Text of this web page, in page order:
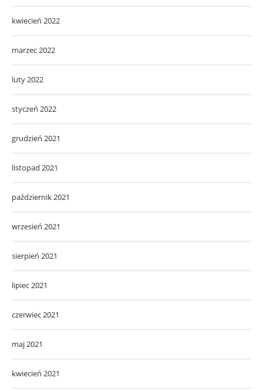
kwiecień 2022
marzec 2022
luty 2022
styczeń 2022
grudzień 2021
listopad 2021
październik 2021
wrzesień 2021
sierpień 2021
lipiec 2021
czerwiec 2021
maj 2021
kwiecień 2021